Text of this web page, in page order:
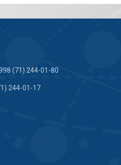
(71) 244-01-80
244-01-17